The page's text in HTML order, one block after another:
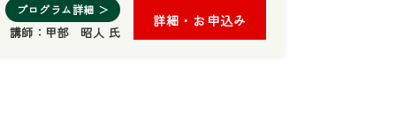
プログラム詳細 ＞
講師： 甲部 昭人 氏
詳細・お申込み